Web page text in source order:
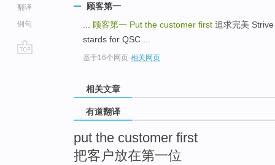
翻译
例句
顾客第一
顾客第一 Put the customer first 追求完美
stards for QSC ...
基于16个网页-相关网页
相关文章
有道翻译
put the customer first
把客户放在第一位